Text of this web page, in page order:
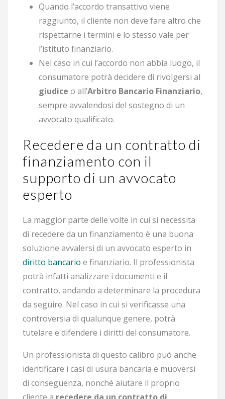
Quando l’accordo transattivo viene
raggiunto, il cliente non deve fare altro che
rispettarne i termini e lo stesso vale per
l’istituto finanziario.
Nel caso in cui l’accordo non abbia luogo, il
consumatore potrà decidere di rivolgersi al
giudice o all’Arbitro Bancario Finanziario,
sempre avvalendosi del sostegno di un
avvocato qualificato.
Recedere da un contratto di
finanziamento con il
supporto di un avvocato
esperto
La maggior parte delle volte in cui si necessita
di recedere da un finanziamento è una buona
soluzione avvalersi di un avvocato esperto in
diritto bancario e finanziario. Il professionista
potrà infatti analizzare i documenti e il
contratto, andando a determinare la procedura
da seguire. Nel caso in cui si verificasse una
controversia di qualunque genere, potrà
tutelare e difendere i diritti del consumatore.
Un professionista di questo calibro può anche
identificare i casi di usura bancaria e muoversi
di conseguenza, nonché aiutare il proprio
cliente a recedere da un contratto di